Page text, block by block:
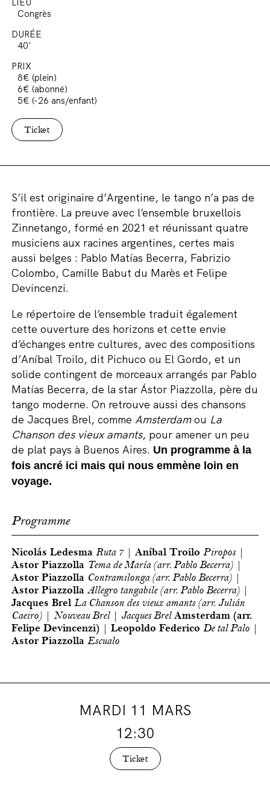
Congrès
DURÉE
40'
PRIX
8€ (plein)
6€ (abonné)
5€ (-26 ans/enfant)
Ticket
S’il est originaire d’Argentine, le tango n’a pas de
frontière. La preuve avec l’ensemble bruxellois
Zinnetango, formé en 2021 et réunissant quatre
musiciens aux racines argentines, certes mais
aussi belges : Pablo Matías Becerra, Fabrizio
Colombo, Camille Babut du Marès et Felipe
Devincenzi.
Le répertoire de l’ensemble traduit également
cette ouverture des horizons et cette envie
d’échanges entre cultures, avec des compositions
d’Aníbal Troilo, dit Pichuco ou El Gordo, et un
solide contingent de morceaux arrangés par Pablo
Matías Becerra, de la star Ástor Piazzolla, père du
tango moderne. On retrouve aussi des chansons
de Jacques Brel, comme Amsterdamou La
Chanson des vieux amants, pour amener un peu
de plat pays à Buenos Aires. Un programme à la
fois ancré ici mais qui nous emmène loin en
voyage.
Programme
Nicolás Ledesma Ruta 7| Aníbal Troilo Piropos|
Astor Piazzolla Tema de María (arr. Pablo Becerra)|
Astor Piazzolla Contramilonga (arr. Pablo Becerra)|
Astor Piazzolla Allegro tangabile (arr. Pablo Becerra)|
Jacques Brel La Chanson des vieux amants (arr. Julián
Caeiro)| Nouveau Brel| Jacques Brel Amsterdam (arr.
Felipe Devincenzi)| Leopoldo Federico De tal Palo|
Astor Piazzolla Escualo
MARDI 11 MARS
12:30
Ticket